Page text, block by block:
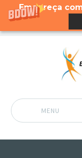
Emagreça
MENU